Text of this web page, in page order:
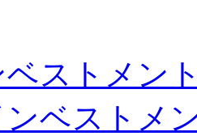
ベストメン
ンベストメ